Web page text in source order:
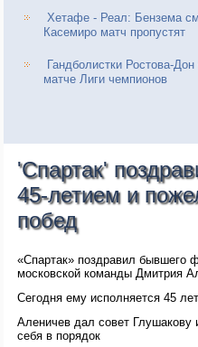
Хетафе - Реал: Бензема
Касемиро матч пропустят
Гандболистки Ростова-
матче Лиги чемпионов
'Спартак'
45-летием и
побед
«Спартак» поздравил бывшего
московской команды Дмитрия
Сегодня ему исполняется 45
Аленичев дал совет Глушакову
себя в порядок